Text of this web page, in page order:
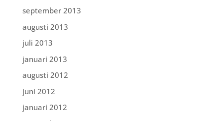
september 2013
augusti 2013
juli 2013
januari 2013
augusti 2012
juni 2012
januari 2012